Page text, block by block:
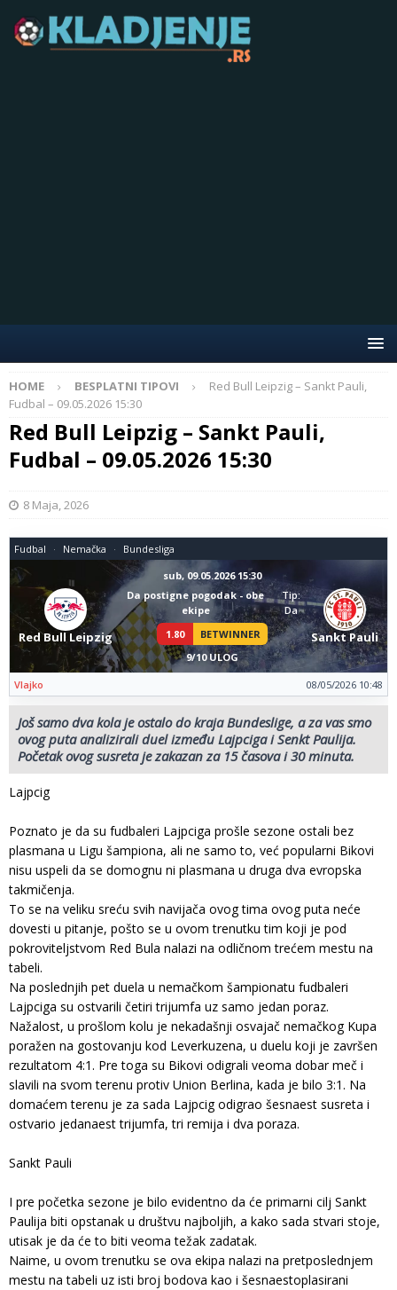
HOME BESPLATNI TIPOVI
Red Bull Leipzig – Sankt Pauli,
Fudbal – 09.05.2026 15:30
Red Bull Leipzig – Sankt Pauli,
Fudbal – 09.05.2026 15:30
8 Maja, 2026
Fudbal Nemačka Bundesliga
Red Bull Leipzig
sub, 09.05.2026 15:30
Da postigne pogodak - obe
ekipe
Tip:
Da
1.80
BETWINNER
9/10 ULOG
Sankt Pauli
Vlajko 08/05/2026 10:48
Još samo dva kola je ostalo do kraja Bundeslige, a za vas smo
ovog puta analizirali duel između Lajpciga i Senkt Paulija.
Početak ovog susreta je zakazan za 15 časova i 30 minuta.
Lajpcig
Poznato je da su fudbaleri Lajpciga prošle sezone ostali bez
plasmana u Ligu šampiona, ali ne samo to, već popularni Bikovi
nisu uspeli da se domognu ni plasmana u druga dva evropska
takmičenja.
To se na veliku sreću svih navijača ovog tima ovog puta neće
dovesti u pitanje, pošto se u ovom trenutku tim koji je pod
pokroviteljstvom Red Bula nalazi na odličnom trećem mestu na
tabeli.
Na poslednjih pet duela u nemačkom šampionatu fudbaleri
Lajpciga su ostvarili četiri trijumfa uz samo jedan poraz.
Nažalost, u prošlom kolu je nekadašnji osvajač nemačkog Kupa
poražen na gostovanju kod Leverkuzena, u duelu koji je završen
rezultatom 4:1. Pre toga su Bikovi odigrali veoma dobar meč i
slavili na svom terenu protiv Union Berlina, kada je bilo 3:1. Na
domaćem terenu je za sada Lajpcig odigrao šesnaest susreta i
ostvario jedanaest trijumfa, tri remija i dva poraza.
Sankt Pauli
I pre početka sezone je bilo evidentno da će primarni cilj Sankt
Paulija biti opstanak u društvu najboljih, a kako sada stvari stoje,
utisak je da će to biti veoma težak zadatak.
Naime, u ovom trenutku se ova ekipa nalazi na pretposlednjem
mestu na tabeli uz isti broj bodova kao i šesnaestoplasirani